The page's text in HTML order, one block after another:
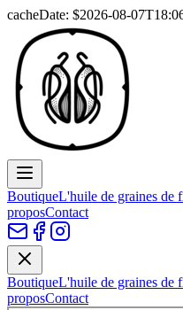
cacheDate: $2026-08-
BoutiqueL'huile de graines de
proposContact
BoutiqueL'huile de graines de
proposContact